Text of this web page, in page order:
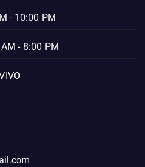
- 10:00 PM
- 8:00 PM